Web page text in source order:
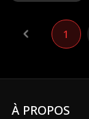
1
À PROPOS